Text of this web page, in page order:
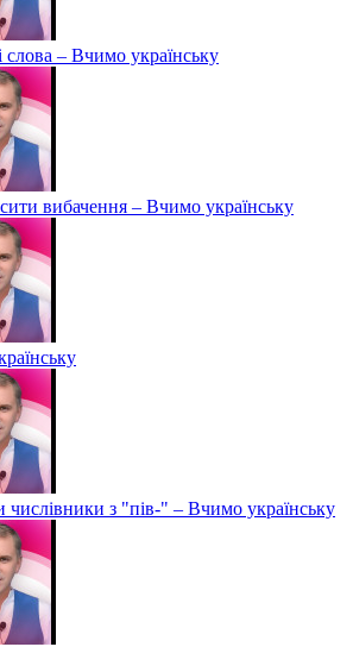
слова – Вчимо українську
вибачення – Вчимо українську
числівники з "пів-" – Вчимо українську